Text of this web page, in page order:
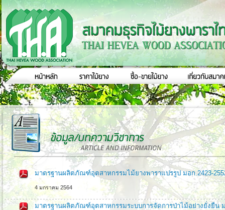
มาตรฐานผลิตภัณฑ์อุตสาหกรรมไม้ยางพาราแปรรูป มอก.2423-
4 มกราคม 2564
มาตรฐานผลิตภัณฑ์อุตสาหกรรมระบบการจัดการป่าไม้อย่างยั่งยืน